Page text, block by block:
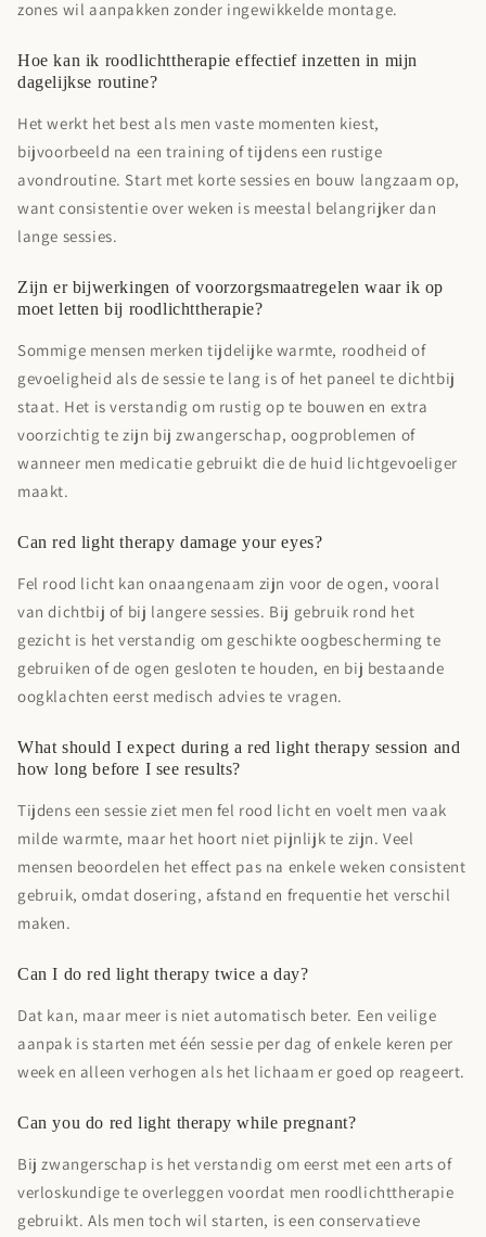
zones wil aanpakken zonder ingewikkelde montage.
Hoe kan ik roodlichttherapie effectief inzetten in mijn
dagelijkse routine?
Het werkt het best als men vaste momenten kiest,
bijvoorbeeld na een training of tijdens een rustige
avondroutine. Start met korte sessies en bouw langzaam op,
want consistentie over weken is meestal belangrijker dan
lange sessies.
Zijn er bijwerkingen of voorzorgsmaatregelen waar ik op
moet letten bij roodlichttherapie?
Sommige mensen merken tijdelijke warmte, roodheid of
gevoeligheid als de sessie te lang is of het paneel te dichtbij
staat. Het is verstandig om rustig op te bouwen en extra
voorzichtig te zijn bij zwangerschap, oogproblemen of
wanneer men medicatie gebruikt die de huid lichtgevoeliger
maakt.
Can red light therapy damage your eyes?
Fel rood licht kan onaangenaam zijn voor de ogen, vooral
van dichtbij of bij langere sessies. Bij gebruik rond het
gezicht is het verstandig om geschikte oogbescherming te
gebruiken of de ogen gesloten te houden, en bij bestaande
oogklachten eerst medisch advies te vragen.
What should I expect during a red light therapy session and
how long before I see results?
Tijdens een sessie ziet men fel rood licht en voelt men vaak
milde warmte, maar het hoort niet pijnlijk te zijn. Veel
mensen beoordelen het effect pas na enkele weken consistent
gebruik, omdat dosering, afstand en frequentie het verschil
maken.
Can I do red light therapy twice a day?
Dat kan, maar meer is niet automatisch beter. Een veilige
aanpak is starten met één sessie per dag of enkele keren per
week en alleen verhogen als het lichaam er goed op reageert.
Can you do red light therapy while pregnant?
Bij zwangerschap is het verstandig om eerst met een arts of
verloskundige te overleggen voordat men roodlichttherapie
gebruikt. Als men toch wil starten, is een conservatieve